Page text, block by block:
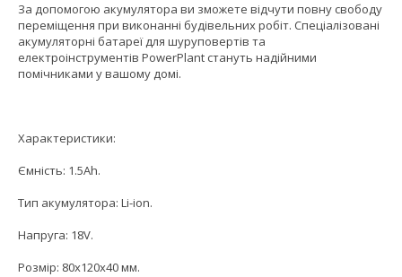
За допомогою акумулятора ви зможете відчути повну свободу
переміщення при виконанні будівельних робіт. Спеціалізовані
акумуляторні батареї для шуруповертів та
електроінструментів PowerPlant стануть надійними
помічниками у вашому домі.
Характеристики:
Ємність: 1.5Ah.
Тип акумулятора: Li-ion.
Напруга: 18V.
Розмір: 80x120x40 мм.